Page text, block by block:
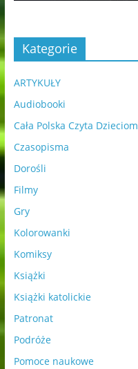
Kategorie
ARTYKUŁY
Audiobooki
Cała Polska Czyta Dzieciom
Czasopisma
Dorośli
Filmy
Gry
Kolorowanki
Komiksy
Książki
Książki katolickie
Patronat
Podróże
Pomoce naukowe